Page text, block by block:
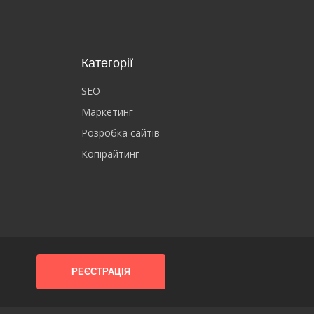
Категорії
SEO
Маркетинг
Розробка сайтів
Копірайтинг
РЕЄСТРАЦІЯ